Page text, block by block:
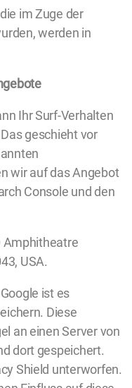
im Zuge der
werden in
Ihr Surf-Verhalten
geschieht vor
wir auf das Angebot
Console und den
Amphitheatre
USA.
ist es
Diese
an einen Server von
dort gespeichert.
Shield unterworfen.